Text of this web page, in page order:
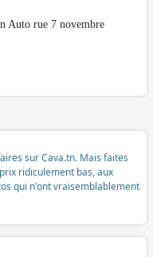
Auto rue 7 novembre
sur Cava.tn. Mais faites
ridiculement bas, aux
qui n'ont vraisemblablement